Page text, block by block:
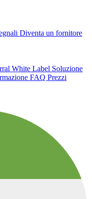
Diventa un fornitore
White Label Soluzione
FAQ Prezzi